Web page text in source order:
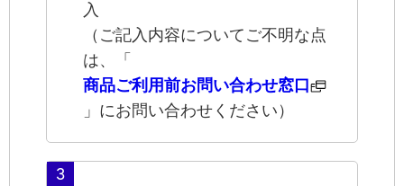
入
（ご記入内容についてご不明な点
は、「
商品ご利用前お問い合わせ窓口
」にお問い合わせください）
3